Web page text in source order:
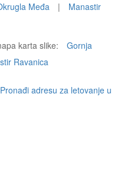
Međa |
Manastir
karta slike:
Gornja
Ravanica
Pronađi adresu za letovanje u